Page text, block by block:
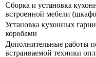
Сборка и установка
встроенной мебели
Установка кухонных
коробами
Дополнительные работы
встраиваемой техники